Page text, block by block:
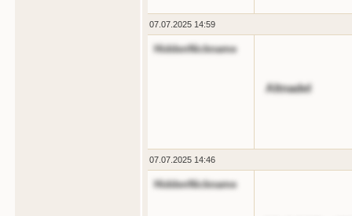
07.07.2025 14:59
HiddenNickname
Altnadel
07.07.2025 14:46
HiddenNickname